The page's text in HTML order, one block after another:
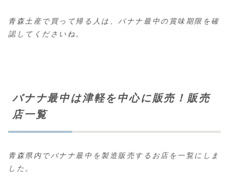
青森土産で買って帰る人は、バナナ最中の賞味期限を確
認してくださいね。
バナナ最中は津軽を中心に販売！販売
店一覧
青森県内でバナナ最中を製造販売するお店を一覧にしま
した。